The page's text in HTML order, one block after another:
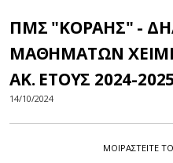
ΠΜΣ "ΚΟΡΑΗΣ" -
ΜΑΘΗΜΑΤΩΝ
ΑΚ. ΕΤΟΥΣ 2024-
14/10/2024
ΜΟΙΡΑΣΤEIΤΕ